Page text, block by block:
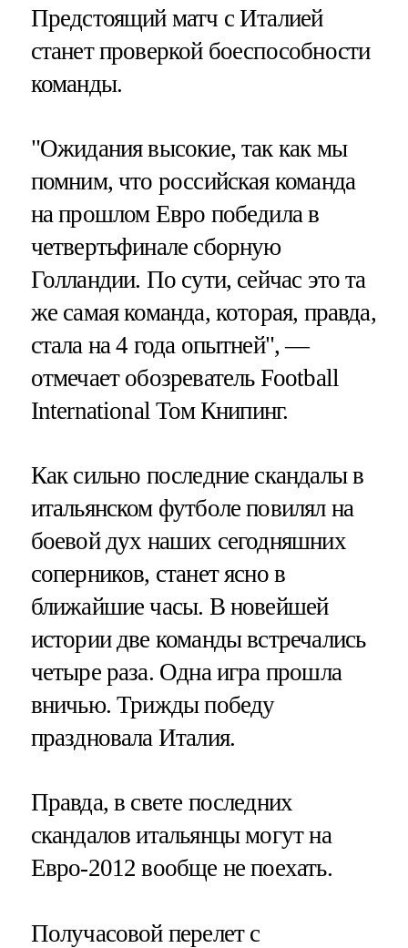
Предстоящий матч с Италией
станет проверкой боеспособности
команды.
"Ожидания высокие, так как мы
помним, что российская команда
на прошлом Евро победила в
четвертьфинале сборную
Голландии. По сути, сейчас это та
же самая команда, которая, правда,
стала на 4 года опытней", —
отмечает обозреватель Football
International Том Книпинг.
Как сильно последние скандалы в
итальянском футболе повилял на
боевой дух наших сегодняшних
соперников, станет ясно в
ближайшие часы. В новейшей
истории две команды встречались
четыре раза. Одна игра прошла
вничью. Трижды победу
праздновала Италия.
Правда, в свете последних
скандалов итальянцы могут на
Евро-2012 вообще не поехать.
Получасовой перелет с